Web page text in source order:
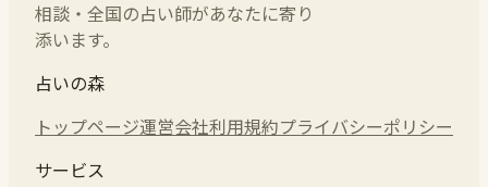
相談・全国の占い師があなたに寄り
添います。
占いの森
トップページ運営会社利用規約プライバシーポリシー
サービス